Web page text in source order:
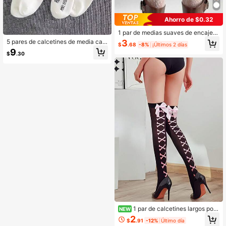
5 pares de calcetines de media cañ
a para hombres con letras aleatoria
s, calcetines blancos de moda senc
$9.30
Ahorro de $0.32
1 par de medias suaves de encaje c
alado con diseño de lazo para muje
r, mallas ajustadas y lindas aptas pa
$3.68 -8% ¡Últimos 2 días
NEW 1 par de calcetines largos por
encima de la rodilla para mujer con l
azo rosa y patrón de huesos cruzad
$2.91 -12% Último día